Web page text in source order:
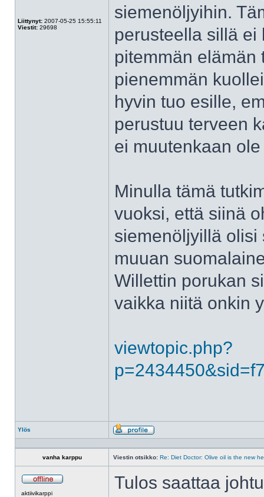
Liittynyt: 2007-05-25 15:55:11
Viestit: 29698
siemenöljyihin.
perusteella sillä ei
pitemmän elämän
pienemmän
hyvin tuo esille,
perustuu terveen
ei muutenkaan
Minulla tämä
vuoksi, että siinä
siemenöljyillä olisi
muuan
Willettin porukan
vaikka niitä onkin
viewtopic.php?
Ylös
Profiili
vanha karppu Viestin otsikko: Re: Diet Doctor: Olive oil is the new
aktiivikarppi
Tulos saattaa